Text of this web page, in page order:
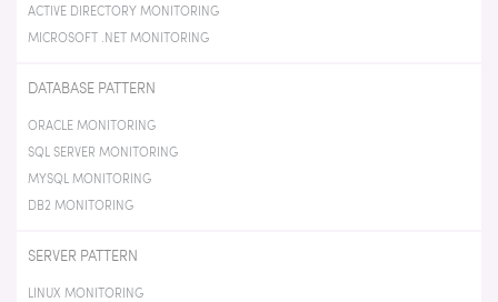
ACTIVE DIRECTORY MONITORING
MICROSOFT .NET MONITORING
DATABASE PATTERN
ORACLE MONITORING
SQL SERVER MONITORING
MYSQL MONITORING
DB2 MONITORING
SERVER PATTERN
LINUX MONITORING